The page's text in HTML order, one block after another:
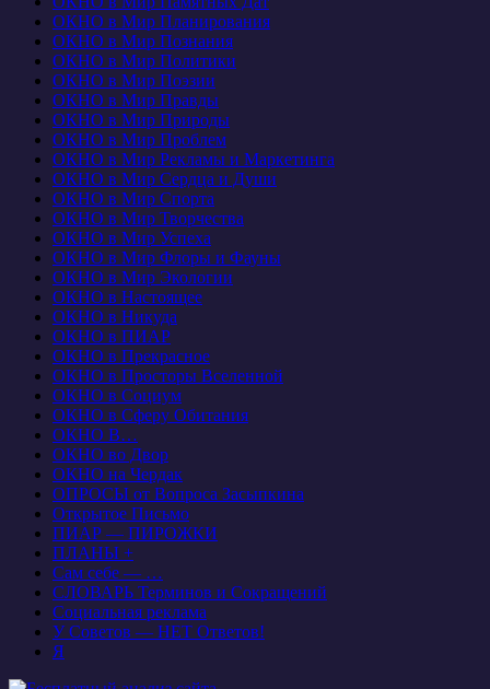
ОКНО в Мир Планирования
ОКНО в Мир Познания
ОКНО в Мир Политики
ОКНО в Мир Поэзии
ОКНО в Мир Правды
ОКНО в Мир Природы
ОКНО в Мир Проблем
ОКНО в Мир Рекламы и Маркетинга
ОКНО в Мир Сердца и Души
ОКНО в Мир Спорта
ОКНО в Мир Творчества
ОКНО в Мир Успеха
ОКНО в Мир Флоры и Фауны
ОКНО в Мир Экологии
ОКНО в Настоящее
ОКНО в Никуда
ОКНО в ПИАР
ОКНО в Прекрасное
ОКНО в Просторы Вселенной
ОКНО в Социум
ОКНО в Сферу Обитания
ОКНО В…
ОКНО во Двор
ОКНО на Чердак
ОПРОСЫ от Вопроса Засыпкина
Открытое Письмо
ПИАР — ПИРОЖКИ
ПЛАНЫ +
Сам себе — …
СЛОВАРЬ Терминов и Сокращений
Социальная реклама
У Советов — НЕТ Ответов!
Я